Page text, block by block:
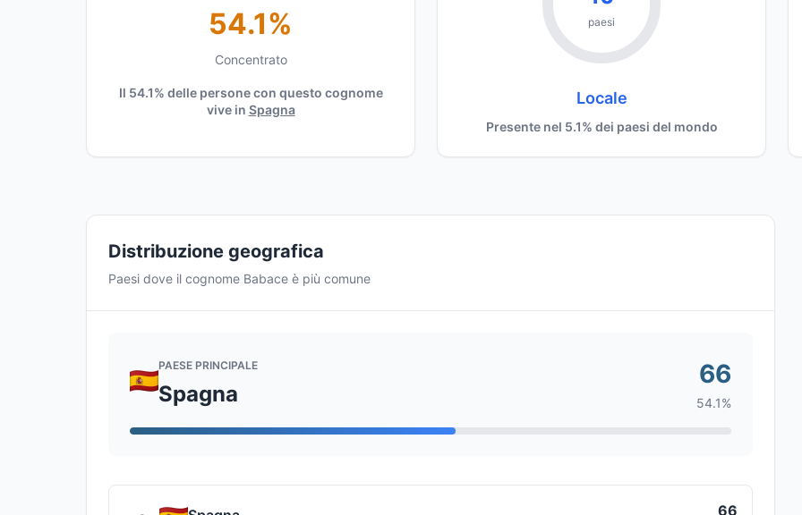
54.1%
Concentrato
Il 54.1% delle persone con questo cognome
vive in Spagna
paesi
Locale
Presente nel 5.1% dei paesi del mondo
Distribuzione geografica
Paesi dove il cognome Babace è più comune
PAESE PRINCIPALE
Spagna
66
54.1%
66